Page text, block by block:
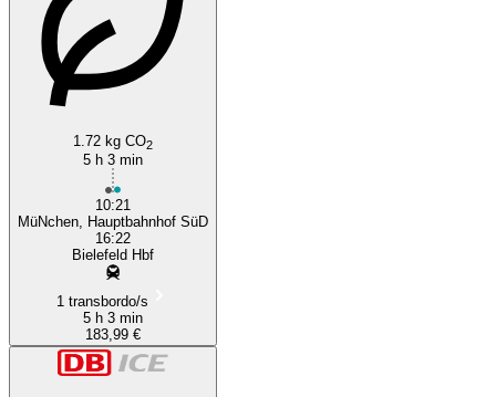
1.72 kg CO2
5 h 3 min
10:21
MüNchen, Hauptbahnhof SüD
16:22
Bielefeld Hbf
1 transbordo/s
5 h 3 min
183,99 €